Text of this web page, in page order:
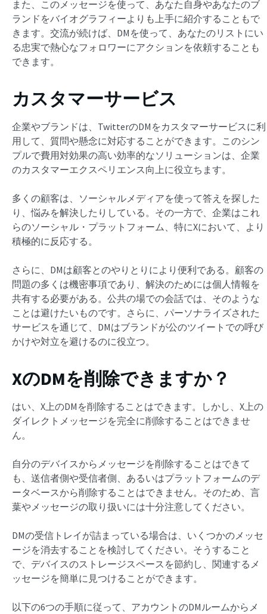
また、このメッセージを使って、あなた自身やあなたのブ
ランドをバイオグラフィーよりも上手に紹介することもで
きます。交流が続けば、DMを使って、あなたのリストにい
る忠実で熱心なフォロワーにアクションを依頼することも
できます。
カスタマーサービス
企業やブランドは、TwitterのDMをカスタマーサービスに利
用して、質問や懸念に対応することができます。このシン
プルで費用対効果の高い効率的なソリューションは、企業
のカスタマーエクスペリエンス向上に役立ちます。
多くの顧客は、ソーシャルメディアを使って答えを探した
り、悩みを解決したりしている。その一方で、企業はこれ
らのソーシャル・プラットフォーム、特にXにおいて、より
積極的に反応する。
さらに、DMは顧客とのやりとりにより便利である。顧客の
問題の多くは機密事項であり、解決のためには個人情報を
共有する必要がある。公共の場での会話では、そのような
ことは避けたいものです。さらに、パーソナライズされた
サービスを通じて、DMはブランドが公のツイートでの呼び
かけや対立を避けるのに役立つ。
XのDMを削除できますか？
はい、X上のDMを削除することはできます。しかし、X上の
ダイレクトメッセージを完全に削除することはできませ
ん。
自分のデバイスからメッセージを削除することはできて
も、送信者側や受信者側、あるいはプラットフォームのデ
ータベースから削除することはできません。そのため、言
葉やメッセージの取り扱いには十分注意してください。
DMの受信トレイが詰まっている場合は、いくつかのメッセ
ージを消去することを検討してください。そうすること
で、デバイスのストレージスペースを節約し、関連するメ
ッセージを簡単に見つけることができます。
以下の6つの手順に従って、アカウントのDMルームからメ